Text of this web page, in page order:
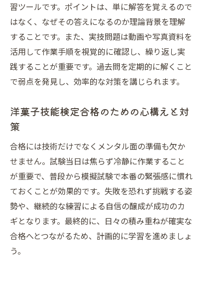
習ツールです。ポイントは、単に解答を覚えるので
はなく、なぜその答えになるのか理論背景を理解
することです。また、実技問題は動画や写真資料を
活用して作業手順を視覚的に確認し、繰り返し実
践することが重要です。過去問を定期的に解くこと
で弱点を発見し、効率的な対策を講じられます。
洋菓子技能検定合格のための心構えと対
策
合格には技術だけでなくメンタル面の準備も欠か
せません。試験当日は焦らず冷静に作業すること
が重要で、普段から模擬試験で本番の緊張感に慣れ
ておくことが効果的です。失敗を恐れず挑戦する姿
勢や、継続的な練習による自信の醸成が成功のカ
ギとなります。最終的に、日々の積み重ねが確実な
合格へとつながるため、計画的に学習を進めましょ
う。